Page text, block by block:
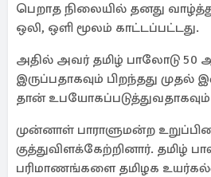
பெறாத நிலையில் தனது
ஒலி, ஒளி மூலம் காட்டப்பட்டது.
அதில் அவர் தமிழ் பாலோடு 50
இருப்பதாகவும் பிறந்தது முதல்
தான் உபயோகப்படுத்துவதாகவும்
முன்னாள் பாராளுமன்ற
குத்துவிளக்கேற்றினார். தமிழ்
பரிமாணங்களை தமிழக